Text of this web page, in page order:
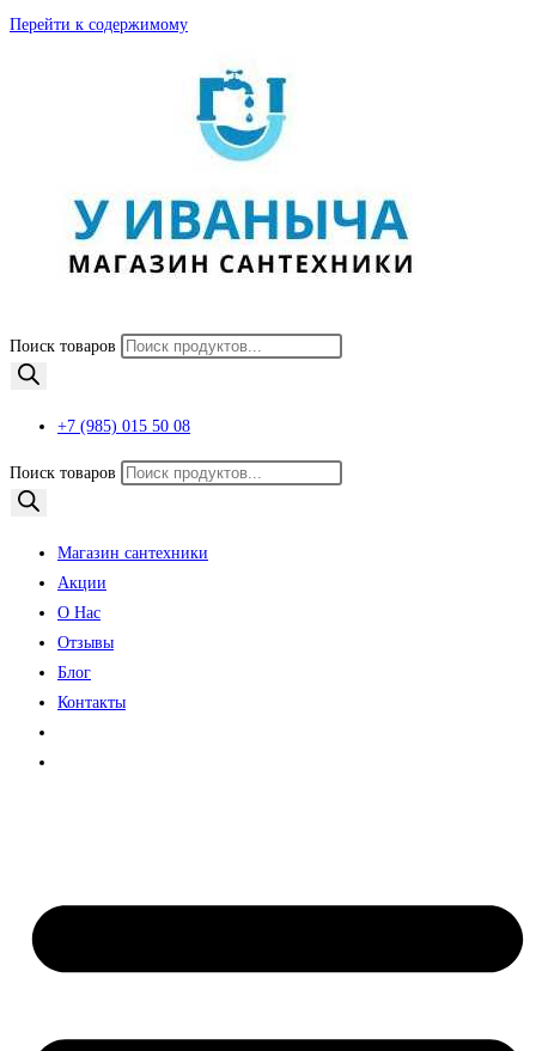
Перейти к содержимому
Поиск товаров
+7 (985) 015 50 08
Поиск товаров
Магазин сантехники
Акции
О Нас
Отзывы
Блог
Контакты